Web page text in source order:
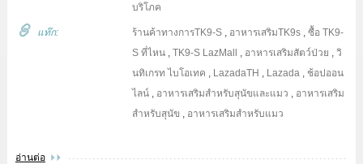
บริโภค
แท๊ก: ร้านค้าทางการTK9-S , อาหารเสริมTK9s ,ซื้อ TK9-
S ที่ไหน ,TK9-S LazMall , อาหารเสริมสัตว์ป่วย ,วิ
นทิเกรท ไบโอเทค , LazadaTH , Lazada , ช้อปออน
ไลน์ , อาหารเสริมสำหรับสุนัขและแมว , อาหารเสริม
สำหรับสุนัข , อาหารเสริมสำหรับแมว
อ่านต่อ